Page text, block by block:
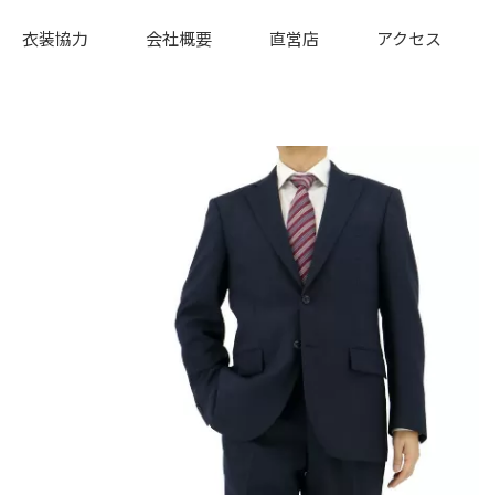
衣装協力 会社概要 直営店 アクセス